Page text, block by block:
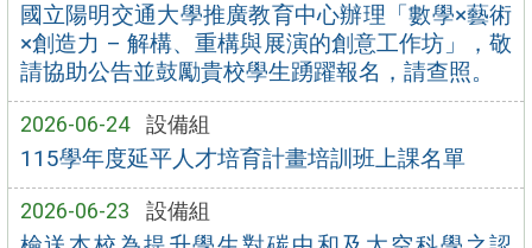
國立陽明交通大學推廣教育中心辦理「數學×藝術
×創造力 – 解構、重構與展演的創意工作坊」，敬
請協助公告並鼓勵貴校學生踴躍報名，請查照。
2026-06-24 設備組
115學年度延平人才培育計畫培訓班上課名單
2026-06-23 設備組